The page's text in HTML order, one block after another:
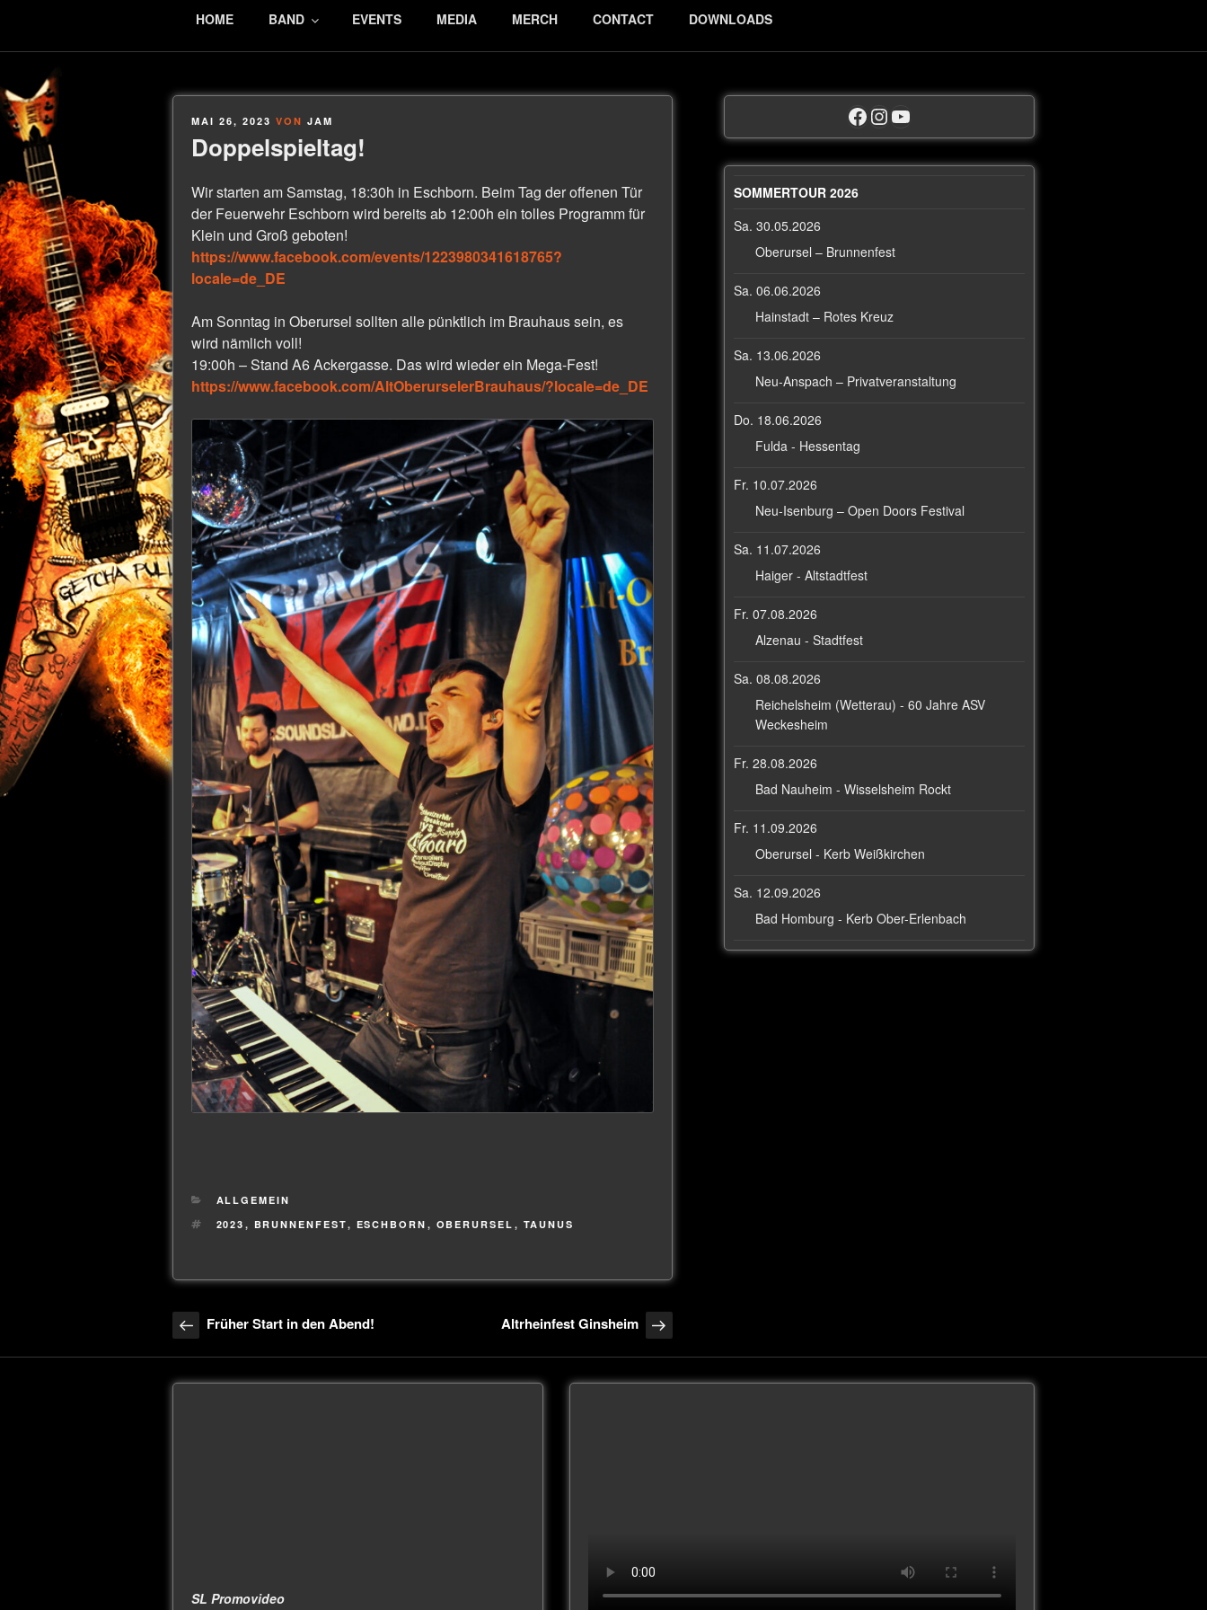
SOUNDSLIKE
Coverband
HOME BAND EVENTS MEDIA MERCH CONTACT DOWNLOADS
MAI 26, 2023 VON JAM
Doppelspieltag!
Wir starten am Samstag, 18:30h in Eschborn. Beim Tag der offenen Tür
der Feuerwehr Eschborn wird bereits ab 12:00h ein tolles Programm für
Klein und Groß geboten!
https://www.facebook.com/events/1223980341618765?
locale=de_DE
Am Sonntag in Oberursel sollten alle pünktlich im Brauhaus sein, es
wird nämlich voll!
19:00h – Stand A6 Ackergasse. Das wird wieder ein Mega-Fest!
https://www.facebook.com/AltOberurselerBrauhaus/?locale=de_DE
ALLGEMEIN
2023 , BRUNNENFEST, ESCHBORN , OBERURSEL , TAUNUS
Früher Start in den Abend! Altrheinfest Ginsheim
SOMMERTOUR 2026
Sa. 30.05.2026
Oberursel – Brunnenfest
Sa. 06.06.2026
Hainstadt – Rotes Kreuz
Sa. 13.06.2026
Neu-Anspach – Privatveranstaltung
Do. 18.06.2026
Fulda - Hessentag
Fr. 10.07.2026
Neu-Isenburg – Open Doors Festival
Sa. 11.07.2026
Haiger - Altstadtfest
Fr. 07.08.2026
Alzenau - Stadtfest
Sa. 08.08.2026
Reichelsheim (Wetterau) - 60 Jahre ASV
Weckesheim
Fr. 28.08.2026
Bad Nauheim - Wisselsheim Rockt
Fr. 11.09.2026
Oberursel - Kerb Weißkirchen
Sa. 12.09.2026
Bad Homburg - Kerb Ober-Erlenbach
SL Promovideo